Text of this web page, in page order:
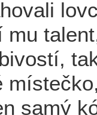
mu
samý